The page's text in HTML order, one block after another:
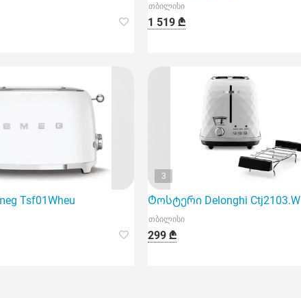
თბილისი
1 519 ₾
Tsf01Wheu
3
Ტოსტერი Delonghi Ctj2103.W
თბილისი
299 ₾